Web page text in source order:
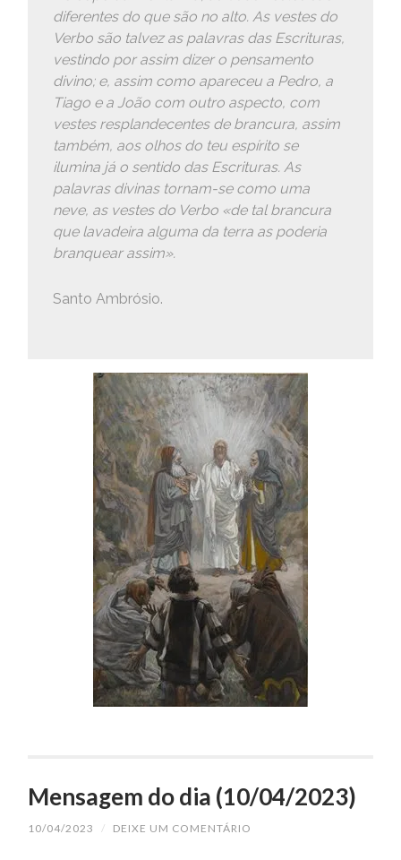
diferentes do que são no alto. As vestes do
Verbo são talvez as palavras das Escrituras,
vestindo por assim dizer o pensamento
divino; e, assim como apareceu a Pedro, a
Tiago e a João com outro aspecto, com
vestes resplandecentes de brancura, assim
também, aos olhos do teu espírito se
ilumina já o sentido das Escrituras. As
palavras divinas tornam-se como uma
neve, as vestes do Verbo «de tal brancura
que lavadeira alguma da terra as poderia
branquear assim».
Santo Ambrósio.
Mensagem do dia (10/04/2023)
10/04/2023 / DEIXE UM COMENTÁRIO